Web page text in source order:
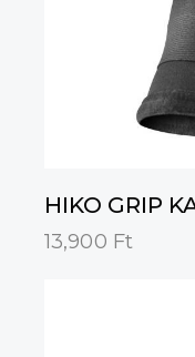
HIKO GRIP
13,900 Ft